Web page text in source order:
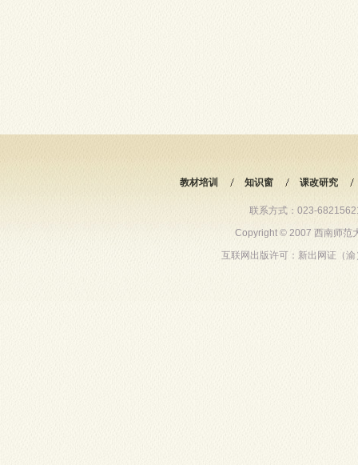
教材培训 知识窗 课改研究
联系方式：023-
Copyright © 2007 西南师范
互联网出版许可：新出网证（